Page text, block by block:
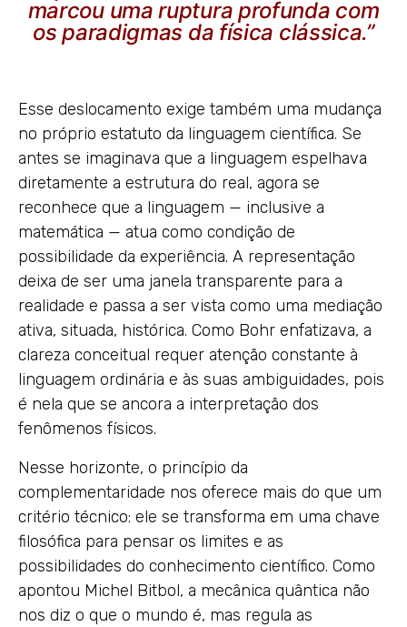
marcou uma ruptura profunda com
os paradigmas da física clássica.”
Esse deslocamento exige também uma mudança
no próprio estatuto da linguagem científica. Se
antes se imaginava que a linguagem espelhava
diretamente a estrutura do real, agora se
reconhece que a linguagem — inclusive a
matemática — atua como condição de
possibilidade da experiência. A representação
deixa de ser uma janela transparente para a
realidade e passa a ser vista como uma mediação
ativa, situada, histórica. Como Bohr enfatizava, a
clareza conceitual requer atenção constante à
linguagem ordinária e às suas ambiguidades, pois
é nela que se ancora a interpretação dos
fenômenos físicos.
Nesse horizonte, o princípio da
complementaridade nos oferece mais do que um
critério técnico: ele se transforma em uma chave
filosófica para pensar os limites e as
possibilidades do conhecimento científico. Como
apontou Michel Bitbol, a mecânica quântica não
nos diz o que o mundo é, mas regula as